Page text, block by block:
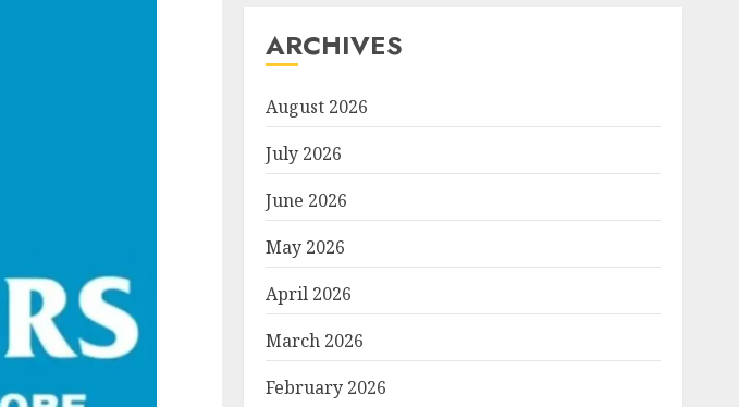
ARCHIVES
August 2026
July 2026
June 2026
May 2026
April 2026
March 2026
February 2026